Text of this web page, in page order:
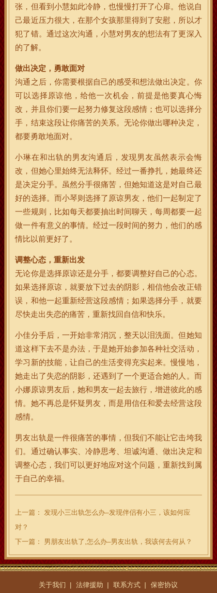
张，但看到小慧如此冷静，也慢慢打开了心扉。他说自
己最近压力很大，在那个女孩那里得到了安慰，所以才
犯了错。通过这次沟通，小慧对男友的想法有了更深入
的了解。
做出决定，勇敢面对
沟通之后，你需要根据自己的感受和想法做出决定。你
可以选择原谅他，给他一次机会，前提是他要真心悔
改，并且你们要一起努力修复这段感情；也可以选择分
手，结束这段让你痛苦的关系。无论你做出哪种决定，
都要勇敢地面对。
小琳在和出轨的男友沟通后，发现男友虽然表示会悔
改，但她心里始终无法释怀。经过一番挣扎，她最终还
是决定分手。虽然分手很痛苦，但她知道这是对自己最
好的选择。而小琴则选择了原谅男友，他们一起制定了
一些规则，比如每天都要抽出时间聊天，每周都要一起
做一件有意义的事情。经过一段时间的努力，他们的感
情比以前更好了。
调整心态，重新出发
无论你是选择原谅还是分手，都要调整好自己的心态。
如果选择原谅，就要放下过去的阴影，相信他会改正错
误，和他一起重新经营这段感情；如果选择分手，就要
尽快走出失恋的痛苦，重新找回自信和快乐。
小佳分手后，一开始非常消沉，整天以泪洗面。但她知
道这样下去不是办法，于是她开始参加各种社交活动，
学习新的技能，让自己的生活变得充实起来。慢慢地，
她走出了失恋的阴影，还遇到了一个更适合她的人。而
小娜原谅男友后，她和男友一起去旅行，增进彼此的感
情。她不再总是怀疑男友，而是用信任和爱去经营这段
感情。
男友出轨是一件很痛苦的事情，但我们不能让它击垮我
们。通过确认事实、冷静思考、坦诚沟通、做出决定和
调整心态，我们可以更好地应对这个问题，重新找到属
于自己的幸福。
上一篇：
发现小三出轨怎么办–发现伴侣有小三，该如何应
对？
下一篇：
男朋友出轨了,怎么办–男友出轨，我该何去何从？
关于我们 法律援助 联系方式 保密协议